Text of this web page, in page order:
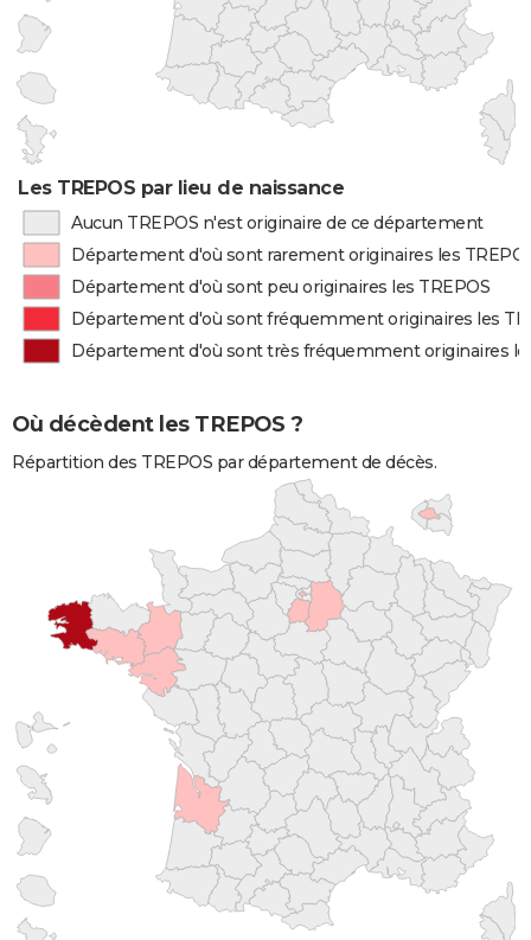
Les TREPOS par lieu de naissance
Aucun TREPOS n'est originaire de ce département
Département d'où sont rarement originaires les
Département d'où sont peu originaires les TREPOS
Département d'où sont fréquemment originaires les
Département d'où sont très fréquemment originaires
Où décèdent les TREPOS ?
Répartition des TREPOS par département de décès.